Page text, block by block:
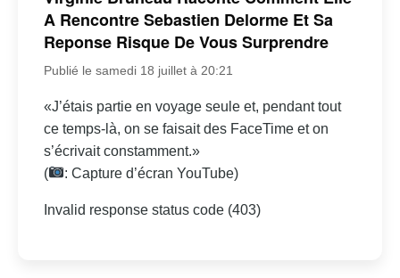
A Rencontre Sebastien Delorme Et Sa
Reponse Risque De Vous Surprendre
Publié le samedi 18 juillet à 20:21
«J’étais partie en voyage seule et, pendant tout
ce temps-là, on se faisait des FaceTime et on
s’écrivait constamment.»
(
: Capture d’écran YouTube)
Invalid response status code (403)